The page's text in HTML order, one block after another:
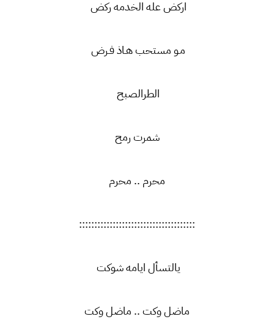
اركض عله الخدمه ركض
مـو مستحب هـاذ فـرض
الطرالصبح
شمرت رمح
محرم .. محرم
::::::::::::::::::::::::::::::::::::::
يالتسأل ايامه شوكت
ماضل وكت .. ماضل وكت